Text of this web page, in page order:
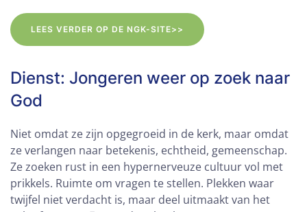
LEES VERDER OP DE NGK-SITE>>
Dienst: Jongeren weer op zoek naar
God
Niet omdat ze zijn opgegroeid in de kerk, maar omdat
ze verlangen naar betekenis, echtheid, gemeenschap.
Ze zoeken rust in een hypernerveuze cultuur vol met
prikkels. Ruimte om vragen te stellen. Plekken waar
twijfel niet verdacht is, maar deel uitmaakt van het